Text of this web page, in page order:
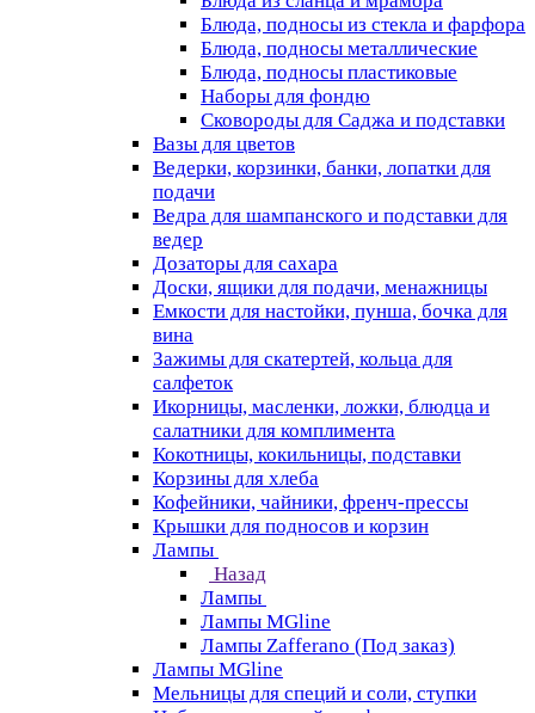
Блюда, подносы из стекла и фарфора
Блюда, подносы металлические
Блюда, подносы пластиковые
Наборы для фондю
Сковороды для Саджа и подставки
Вазы для цветов
Ведерки, корзинки, банки, лопатки для
подачи
Ведра для шампанского и подставки для
ведер
Дозаторы для сахара
Доски, ящики для подачи, менажницы
Емкости для настойки, пунша, бочка для
вина
Зажимы для скатертей, кольца для
салфеток
Икорницы, масленки, ложки, блюдца и
салатники для комплимента
Кокотницы, кокильницы, подставки
Корзины для хлеба
Кофейники, чайники, френч-прессы
Крышки для подносов и корзин
Лампы
Назад
Лампы
Лампы MGline
Лампы Zafferano (Под заказ)
Лампы MGline
Мельницы для специй и соли, ступки